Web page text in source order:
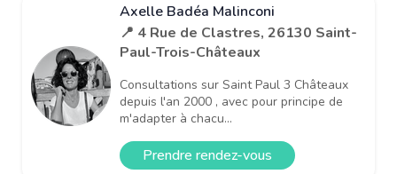
Axelle Badéa Malinconi
📍 4 Rue de Clastres, 26130 Saint-
Paul-Trois-Châteaux
Consultations sur Saint Paul 3 Châteaux
depuis l'an 2000 , avec pour principe de
m'adapter à chacu...
Prendre rendez-vous